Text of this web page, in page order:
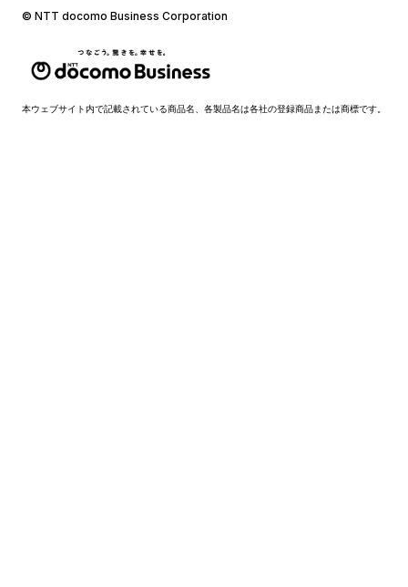
© NTT docomo Business Corporation
本ウェブサイト内で記載されている商品名、各製品名は各社の登録商品または商標です。